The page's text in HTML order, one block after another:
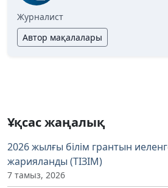
Журналист
Автор мақалалары
Ұқсас жаңалық
2026 жылғы білім грантын
жарияланды (ТІЗІМ)
7 тамыз, 2026